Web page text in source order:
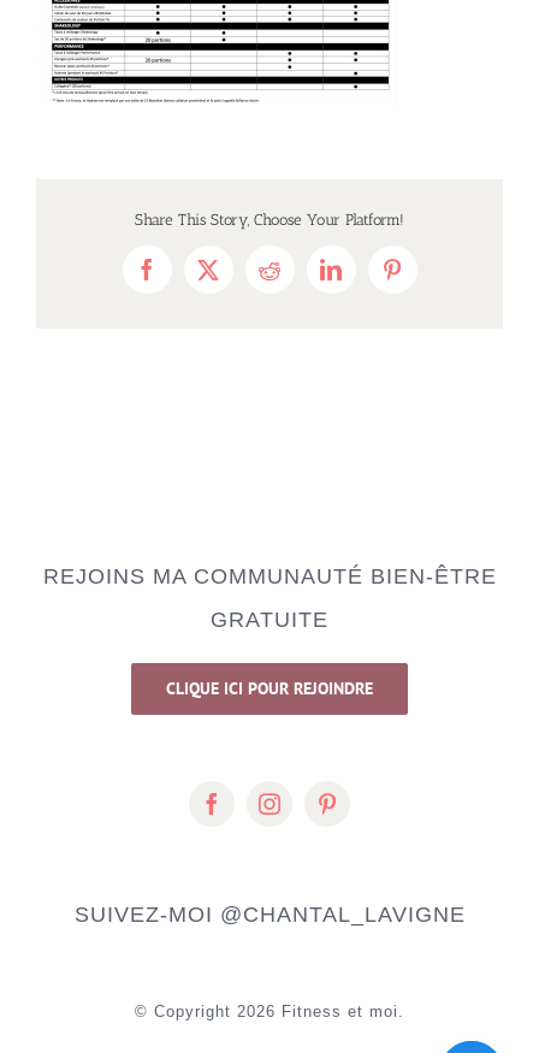
Share This Story, Choose Your Platform!
Facebook
X RedditLinkedInPinterest
REJOINS MA COMMUNAUTÉ BIEN-ÊTRE
GRATUITE
CLIQUE ICI POUR REJOINDRE
SUIVEZ-MOI @CHANTAL_LAVIGNE
© Copyright 2026 Fitness et moi.